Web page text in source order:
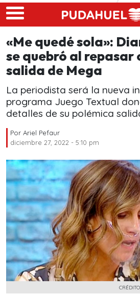
Skip to main content
«Me quedé sola»:
se quebró al repasar
salida de Mega
La periodista será la nueva
programa Juego Textual
detalles de su polémica
Por Ariel Pefaur
diciembre 27, 2022 - 5:10 pm